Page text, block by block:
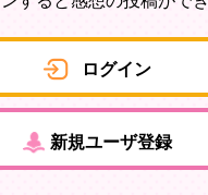
ログイン
新規ユーザ登録